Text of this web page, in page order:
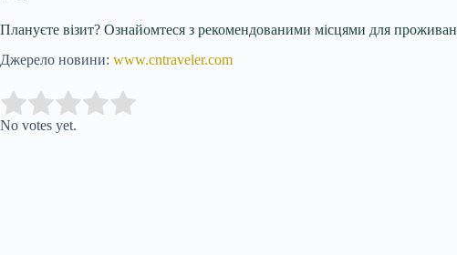
Плануєте візит? Ознайомтеся з рекомендованими місцями для
Джерело новини: www.cntraveler.com
Rate this item:
No votes yet.